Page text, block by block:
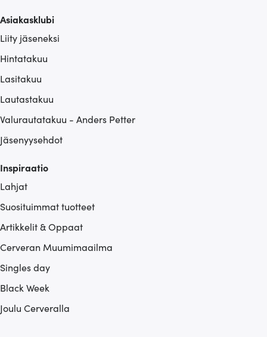
Asiakasklubi
Liity jäseneksi
Hintatakuu
Lasitakuu
Lautastakuu
Valurautatakuu - Anders Petter
Jäsenyysehdot
Inspiraatio
Lahjat
Suosituimmat tuotteet
Artikkelit & Oppaat
Cerveran Muumimaailma
Singles day
Black Week
Joulu Cerveralla